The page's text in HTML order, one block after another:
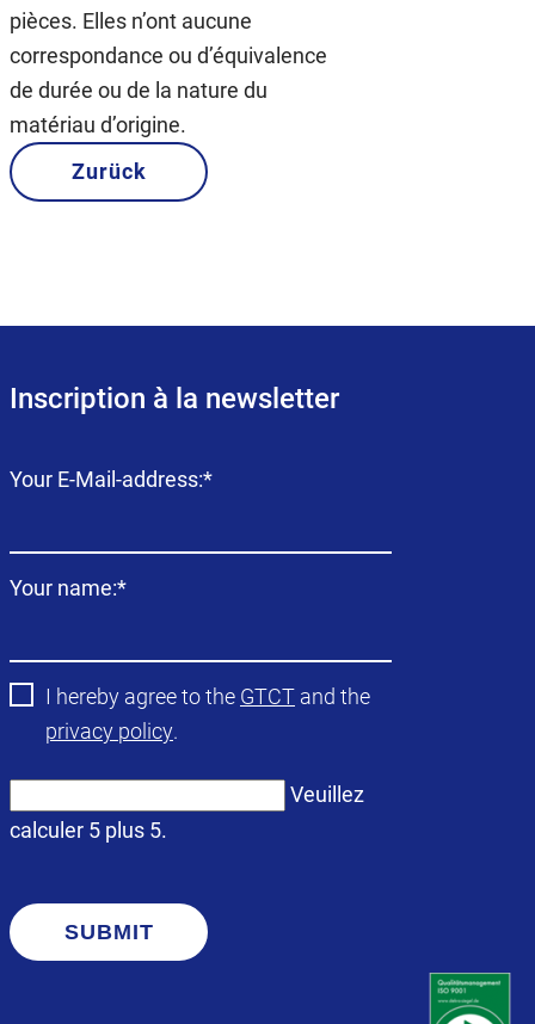
pièces. Elles n’ont aucune
correspondance ou d’équivalence
de durée ou de la nature du
matériau d’origine.
Zurück
Inscription à la newsletter
Champ
Your E-Mail-address:*
Champ
Your name:*
I hereby agree to the GTCT and the
privacy policy.
Veuillez
calculer 5 plus 5.
SUBMIT